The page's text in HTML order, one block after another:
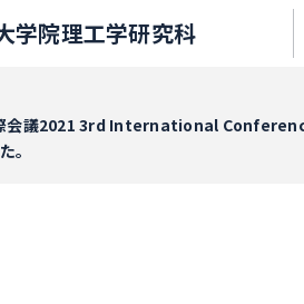
学院理工学研究科
際会議2021 3rd International
。